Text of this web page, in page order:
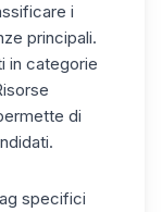
i
principali.
in categorie
di
specifici